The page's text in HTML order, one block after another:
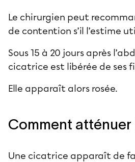
Le chirurgien peut
de contention s’il l’estime
Sous 15 à 20 jours après
cicatrice est libérée de ses
Elle apparaît alors rosée.
Comment
Une cicatrice apparaît de